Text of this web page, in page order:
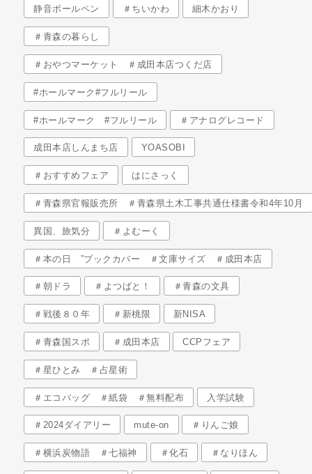
静音ボールペン ＃ちいかわ 細木かおり
＃青森の暮らし
＃おやつマーケット ＃成田本店つくだ店
#ホールマーク#フルリール
#ホールマーク #フルリール ＃アナログレコード
成田本店しんまち店 YOASOBI
＃おすすめフェア はにさっく
＃青森県官報販売所 ＃青森県土木工事共通仕様書令和4年10月
異国、旅気分 ＃よむーく
＃本の日 ”ブックカバー ＃文庫サイズ ＃成田本店
＃朝ドラ ＃よつばと！ ＃青森の文具
＃戦後８０年 ＃新桃限 新NISA
＃青森国スポ ＃成田本店 CCPフェア
＃星ひとみ ＃占星術
＃エコバッグ ＃紙袋 ＃無料配布 入学試験
＃2024ダイアリー mute-on ＃りんご娘
＃横浜炭物語 ＃七福神 ＃化石 ＃なりほん